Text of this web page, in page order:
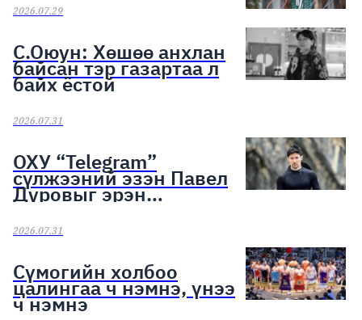
2026.07.29
С.Оюун: Хөшөө анхлан
байсан тэр газартаа л
байх ёстой
2026.07.31
ОХУ “Telegram”
сүлжээний эзэн Павел
Дуровыг эрэн
сурвалжилж эхэллээ
2026.07.31
Сүмогийн холбоо
цалингаа ч нэмнэ, үнээ
ч нэмнэ